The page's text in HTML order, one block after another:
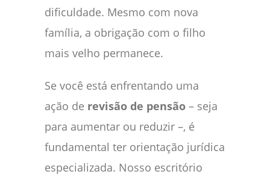
dificuldade. Mesmo com nova
família, a obrigação com o filho
mais velho permanece.
Se você está enfrentando uma
ação de revisão de pensão – seja
para aumentar ou reduzir –, é
fundamental ter orientação jurídica
especializada. Nosso escritório